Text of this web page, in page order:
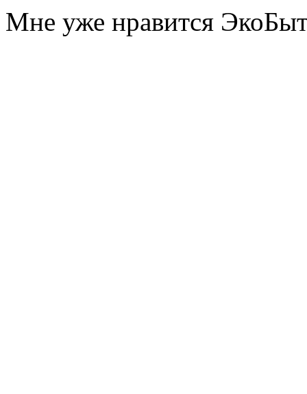
Мне уже нравится